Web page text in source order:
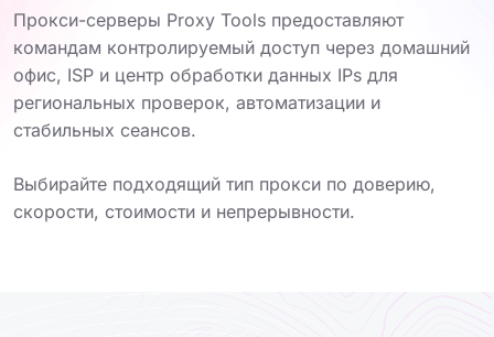
Прокси-серверы Proxy Tools предоставляют
командам контролируемый доступ через домашний
офис, ISP и центр обработки данных IPs для
региональных проверок, автоматизации и
стабильных сеансов.
Выбирайте подходящий тип прокси по доверию,
скорости, стоимости и непрерывности.